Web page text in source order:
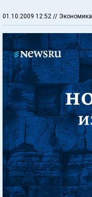
01.10.2009 12:52 // Экономика